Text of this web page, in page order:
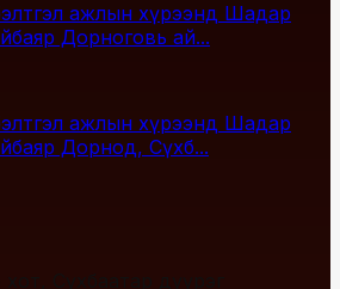
ажлын хүрээнд Шадар
Дорноговь ай...
ажлын хүрээнд Шадар
Дорнод, Сүхб...